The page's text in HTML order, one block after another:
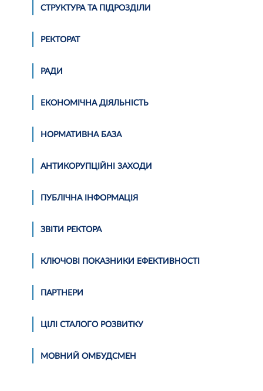
СТРУКТУРА ТА ПІДРОЗДІЛИ
РЕКТОРАТ
РАДИ
ЕКОНОМІЧНА ДІЯЛЬНІСТЬ
НОРМАТИВНА БАЗА
АНТИКОРУПЦІЙНІ ЗАХОДИ
ПУБЛІЧНА ІНФОРМАЦІЯ
ЗВІТИ РЕКТОРА
КЛЮЧОВІ ПОКАЗНИКИ ЕФЕКТИВНОСТІ
ПАРТНЕРИ
ЦІЛІ СТАЛОГО РОЗВИТКУ
МОВНИЙ ОМБУДСМЕН